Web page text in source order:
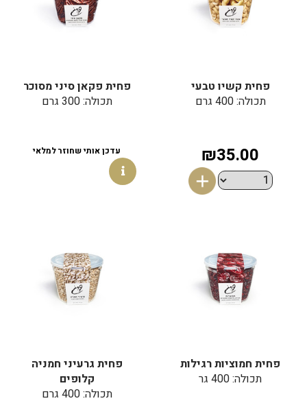
פחית קשיו טבעי
תכולה: 400 גרם
₪35.00
פחית פקאן סיני מסוכר
תכולה: 300 גרם
עדכן אותי שחוזר למלאי
פחית חמוציות רגילות
תכולה: 400 גר
פחית גרעיני חמניה
קלופים
תכולה: 400 גרם